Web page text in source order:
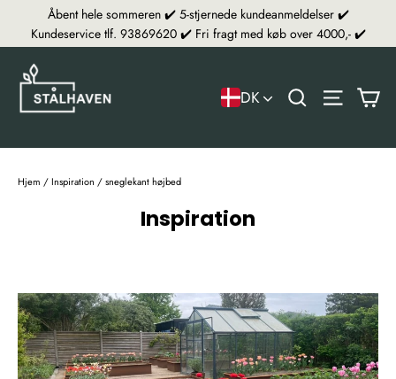
Åbent hele sommeren ✔️ 5-stjernede kundeanmeldelser ✔️
Kundeservice tlf. 93869620 ✔️ Fri fragt med køb over 4000,- ✔️
DK Titel
Hjem /Inspiration /sneglekant højbed
Inspiration